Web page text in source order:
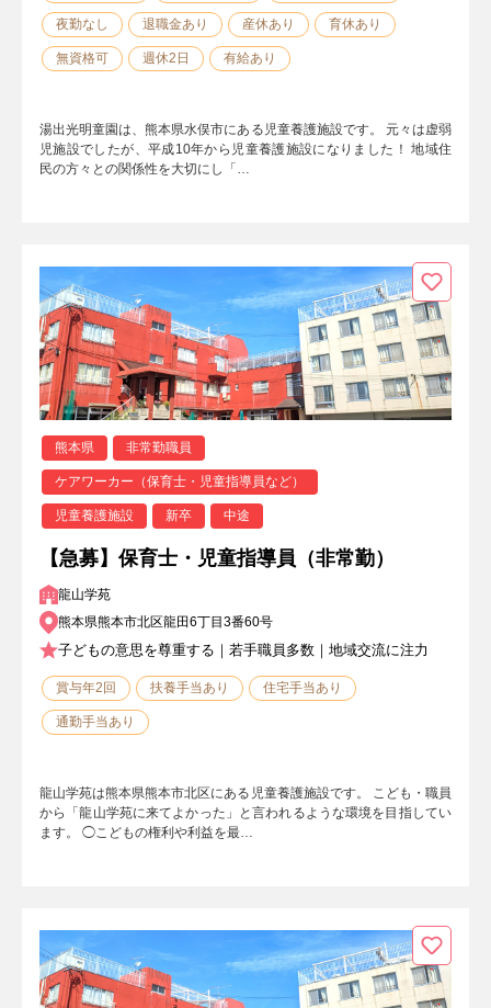
夜勤なし 退職金あり 産休あり 育休あり
無資格可 週休2日 有給あり
湯出光明童園は、熊本県水俣市にある児童養護施設です。 元々は虚弱
児施設でしたが、平成10年から児童養護施設になりました！ 地域住
民の方々との関係性を大切にし「…
熊本県 非常勤職員
ケアワーカー（保育士・児童指導員など）
児童養護施設 新卒 中途
【急募】保育士・児童指導員（非常勤）
龍山学苑
熊本県熊本市北区龍田6丁目3番60号
子どもの意思を尊重する｜若手職員多数｜地域交流に注力
賞与年2回 扶養手当あり 住宅手当あり
通勤手当あり
龍山学苑は熊本県熊本市北区にある児童養護施設です。 こども・職員
から「龍山学苑に来てよかった」と言われるような環境を目指してい
ます。 ◯こどもの権利や利益を最…